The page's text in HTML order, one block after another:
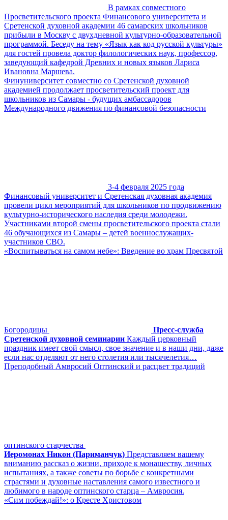
В рамках совместного
Просветительского проекта Финансового университета и
Сретенской духовной академии 46 самарских школьников
прибыли в Москву с двухдневной культурно-образовательной
программой. Беседу на тему «Язык как код русской культуры»
для гостей провела доктор филологических наук, профессор,
заведующий кафедрой Древних и новых языков Лариса
Ивановна Маршева.
Финуниверситет совместно со Сретенской духовной
академией продолжает просветительский проект для
школьников из Самары - будущих амбассадоров
Международного движения по финансовой безопасности
3-4 февраля 2025 года
Финансовый университет и Сретенская духовная академия
провели цикл мероприятий для школьников по продвижению
культурно-исторического наследия среди молодежи.
Участниками второй смены просветительского проекта стали
46 обучающихся из Самары – детей военнослужащих-
участников СВО.
«Воспитываться на самом небе»: Введение во храм Пресвятой
Богородицы
Пресс-служба
Сретенской духовной семинарии Каждый церковный
праздник имеет свой смысл, свое значение и в наши дни, даже
если нас отделяют от него столетия или тысячелетия…
Преподобный Амвросий Оптинский и расцвет традиций
оптинского старчества
Иеромонах Никон (Париманчук) Представляем вашему
вниманию рассказ о жизни, приходе к монашеству, личных
испытаниях, а также советы по борьбе с конкретными
страстями и духовные наставления самого известного и
любимого в народе оптинского старца – Амвросия.
«Сим побеждай!»: о Кресте Христовом